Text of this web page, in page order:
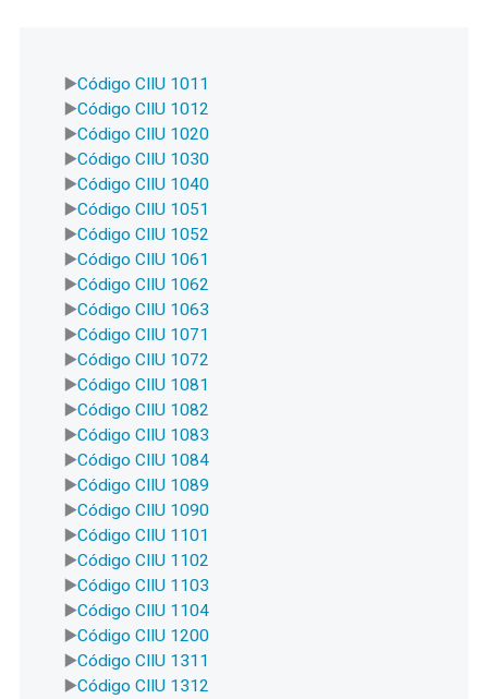
Código CIIU 1011
Código CIIU 1012
Código CIIU 1020
Código CIIU 1030
Código CIIU 1040
Código CIIU 1051
Código CIIU 1052
Código CIIU 1061
Código CIIU 1062
Código CIIU 1063
Código CIIU 1071
Código CIIU 1072
Código CIIU 1081
Código CIIU 1082
Código CIIU 1083
Código CIIU 1084
Código CIIU 1089
Código CIIU 1090
Código CIIU 1101
Código CIIU 1102
Código CIIU 1103
Código CIIU 1104
Código CIIU 1200
Código CIIU 1311
Código CIIU 1312